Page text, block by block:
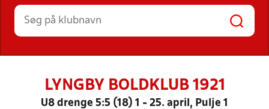
HOLD
LYNGBY BOLDKLUB 1921
U8 drenge 5:5 (18) 1 - 25. april, Pulje 1